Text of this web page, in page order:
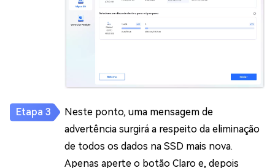
Neste ponto, uma mensagem de
advertência surgirá a respeito da eliminação
de todos os dados na SSD mais nova.
Apenas aperte o botão Claro e, depois